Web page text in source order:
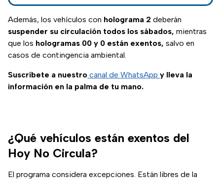
de las olas en la
costa del Pacífico.
Además, los vehículos con holograma 2 deberán
suspender su circulación todos los sábados, mientras
que los hologramas 00 y 0 están exentos, salvo en
casos de contingencia ambiental.
Suscríbete a nuestro canal de WhatsApp y lleva la
información en la palma de tu mano.
¿Qué vehículos están exentos del
Hoy No Circula?
El programa considera excepciones. Están libres de la